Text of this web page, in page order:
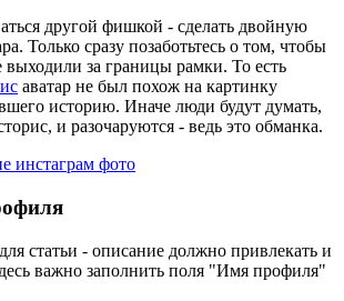
другой фишкой - сделать двойную
Только сразу позаботьтесь о том, чтобы
выходили за границы рамки. То есть
аватар не был похож на картинку
историю. Иначе люди будут думать,
и разочаруются - ведь это обманка.
статьи - описание должно привлекать и
важно заполнить поля "Имя профиля"